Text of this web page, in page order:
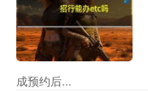
成预约后...